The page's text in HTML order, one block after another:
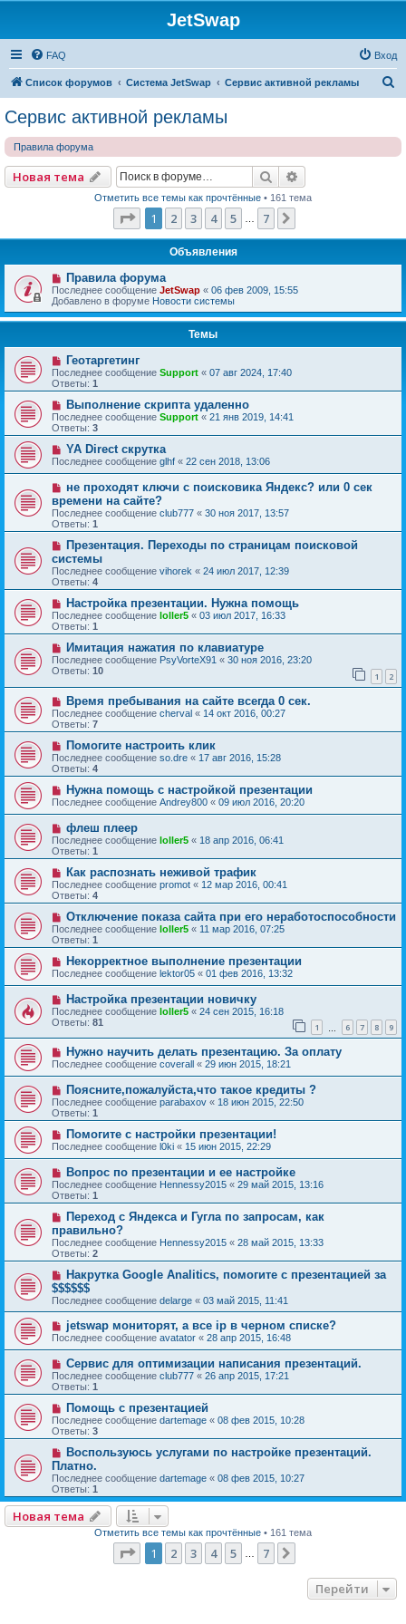
JetSwap
FAQ Вход
Список форумов Система JetSwap Сервис активной рекламы
Сервис активной рекламы
Правила форума
Новая тема Поиск
Отметить все темы как прочтённые • 161 тема
Страница из 7
1 2 3 4 5 7
Объявления
Правила форума
Последнее сообщение JetSwap « 06 фев 2009, 15:55
Добавлено в форуме Новости системы
Темы
Геотаргетинг
Последнее сообщение Support « 07 авг 2024, 17:40
Ответы: 1
Выполнение скрипта удаленно
Последнее сообщение Support « 21 янв 2019, 14:41
Ответы: 3
YA Direct скрутка
Последнее сообщение glhf « 22 сен 2018, 13:06
не проходят ключи с поисковика Яндекс? или 0 сек
времени на сайте?
Последнее сообщение club777 « 30 ноя 2017, 13:57
Ответы: 1
Презентация. Переходы по страницам поисковой
системы
Последнее сообщение vihorek « 24 июл 2017, 12:39
Ответы: 4
Настройка презентации. Нужна помощь
Последнее сообщение loller5 « 03 июл 2017, 16:33
Ответы: 1
Имитация нажатия по клавиатуре
Последнее сообщение PsyVorteX91 « 30 ноя 2016, 23:20
Ответы: 10 1 2
Время пребывания на сайте всегда 0 сек.
Последнее сообщение cherval « 14 окт 2016, 00:27
Ответы: 7
Помогите настроить клик
Последнее сообщение so.dre « 17 авг 2016, 15:28
Ответы: 4
Нужна помощь с настройкой презентации
Последнее сообщение Andrey800 « 09 июл 2016, 20:20
флеш плеер
Последнее сообщение loller5 « 18 апр 2016, 06:41
Ответы: 1
Как распознать неживой трафик
Последнее сообщение promot « 12 мар 2016, 00:41
Ответы: 4
Отключение показа сайта при его неработоспособности
Последнее сообщение loller5 « 11 мар 2016, 07:25
Ответы: 1
Некорректное выполнение презентации
Последнее сообщение lektor05 « 01 фев 2016, 13:32
Настройка презентации новичку
Последнее сообщение loller5 « 24 сен 2015, 16:18
Ответы: 81 1 6 7 8 9
Нужно научить делать презентацию. За оплату
Последнее сообщение coverall « 29 июн 2015, 18:21
Поясните,пожалуйста,что такое кредиты ?
Последнее сообщение parabaxov « 18 июн 2015, 22:50
Ответы: 1
Помогите с настройки презентации!
Последнее сообщение l0ki « 15 июн 2015, 22:29
Вопрос по презентации и ее настройке
Последнее сообщение Hennessy2015 « 29 май 2015, 13:16
Ответы: 1
Переход с Яндекса и Гугла по запросам, как
правильно?
Последнее сообщение Hennessy2015 « 28 май 2015, 13:33
Ответы: 2
Накрутка Google Analitics, помогите с презентацией за
$$$$$$
Последнее сообщение delarge « 03 май 2015, 11:41
jetswap мониторят, а все ip в черном списке?
Последнее сообщение avatator « 28 апр 2015, 16:48
Сервис для оптимизации написания презентаций.
Последнее сообщение club777 « 26 апр 2015, 17:21
Ответы: 1
Помощь с презентацией
Последнее сообщение dartemage « 08 фев 2015, 10:28
Ответы: 3
Воспользуюсь услугами по настройке презентаций.
Платно.
Последнее сообщение dartemage « 08 фев 2015, 10:27
Ответы: 1
Новая тема
Отметить все темы как прочтённые • 161 тема
Страница из 7
1 2 3 4 5 7
Перейти